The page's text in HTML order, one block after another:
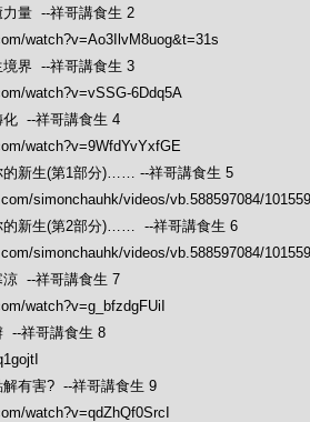
量 --祥哥講食生 2
watch?v=Ao3IlvM8uog&t=31s
界 --祥哥講食生 3
watch?v=vSSG-6Ddq5A
化 --祥哥講食生 4
watch?v=9WfdYvYxfGE
的新生(第1部分)…… --祥哥講食生 5
simonchauhk/videos/vb.588597084/
的新生(第2部分)…… --祥哥講食生 6
simonchauhk/videos/vb.588597084/
涼 --祥哥講食生 7
watch?v=g_bfzdgFUiI
--祥哥講食生 8
有害? --祥哥講食生 9
watch?v=qdZhQf0SrcI